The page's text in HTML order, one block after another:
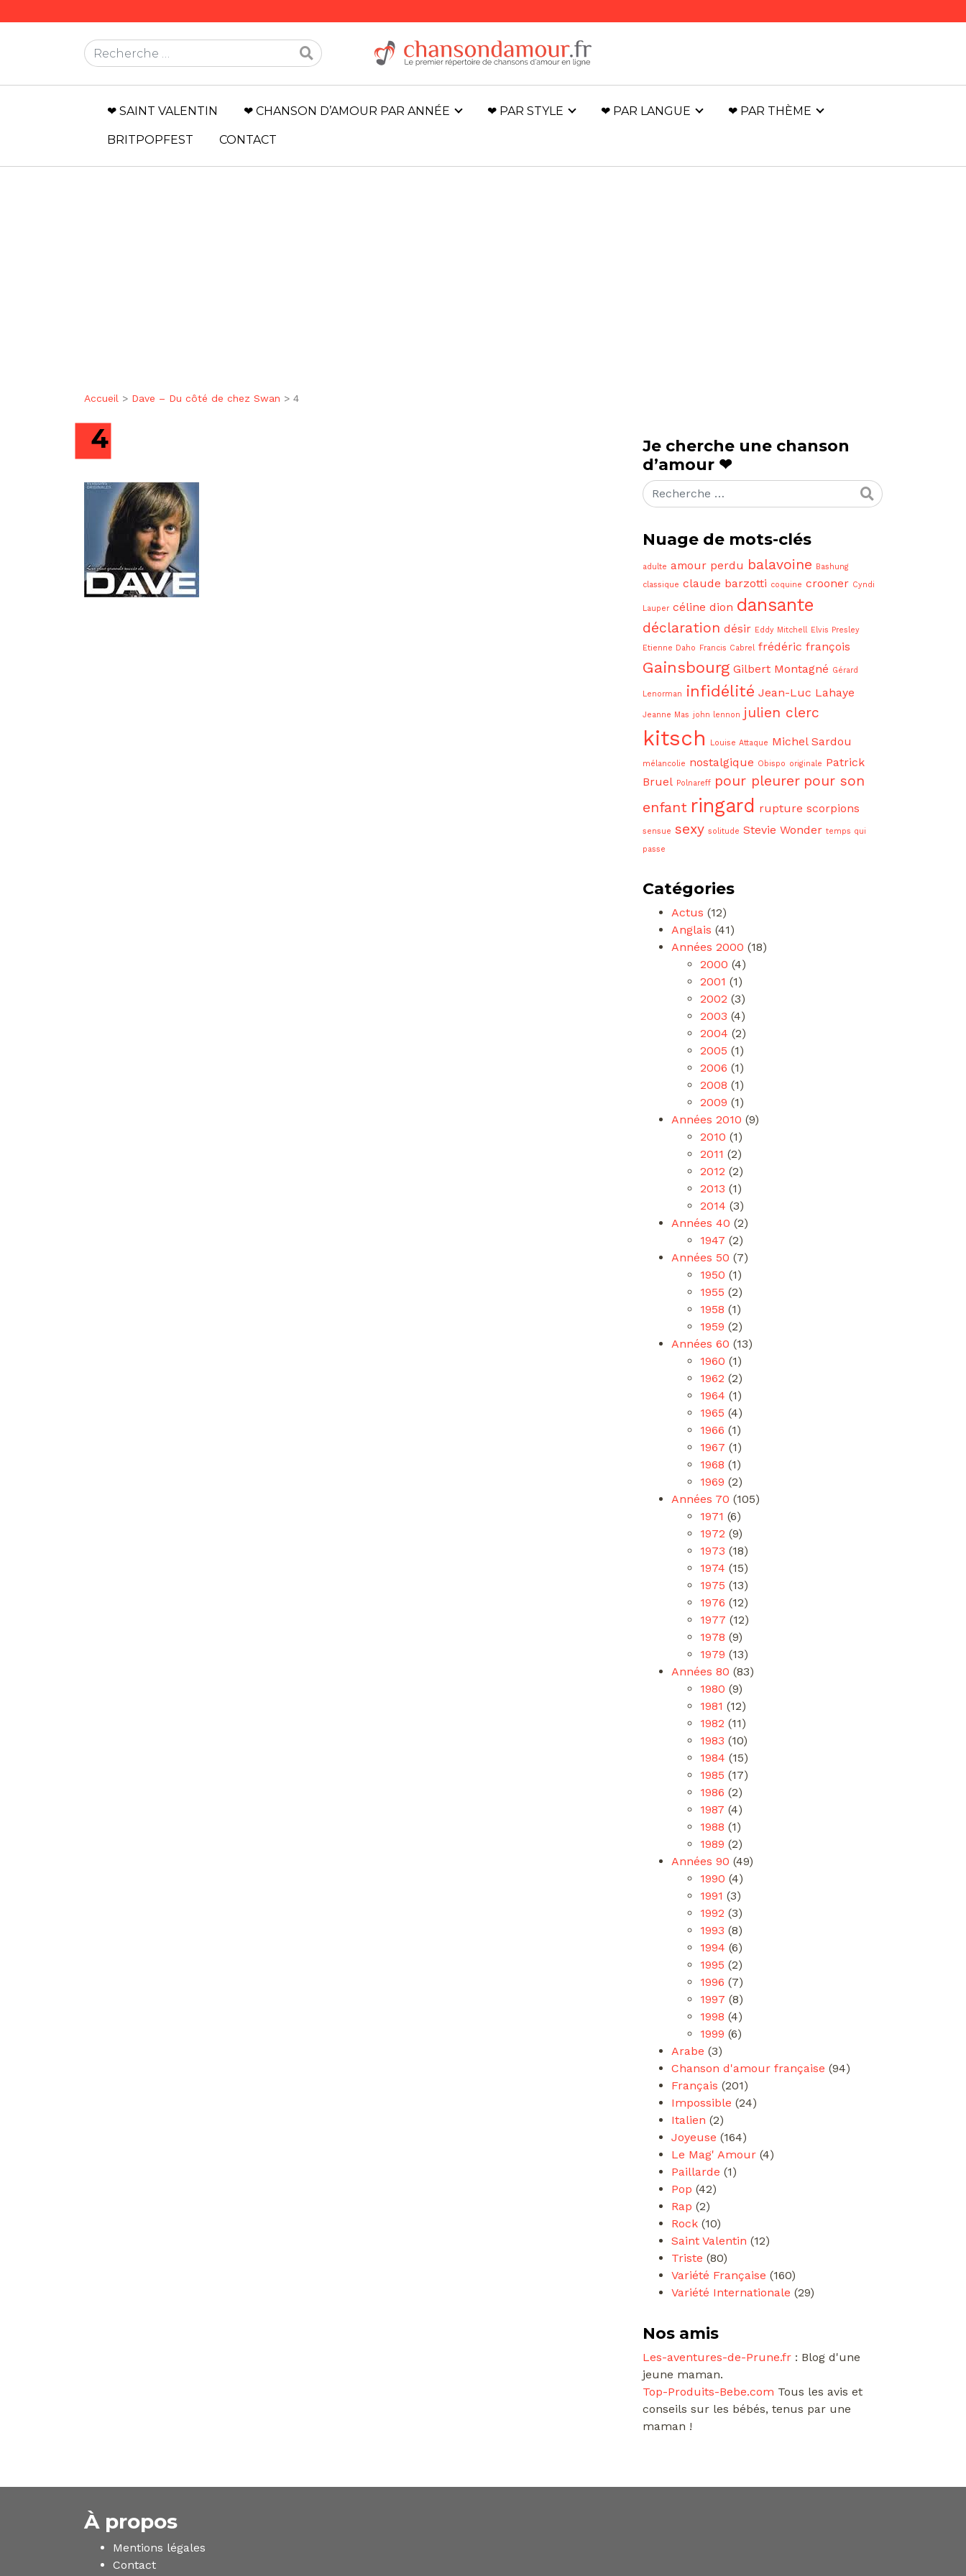
Rechercher
❤ SAINT VALENTIN ❤ CHANSON D’AMOUR PAR ANNÉE ❤ PAR STYLE ❤ PAR LANGUE ❤ PAR THÈME
BRITPOPFEST CONTACT
Accueil > Dave – Du côté de chez Swan > 4
4
Je cherche une chanson
d’amour ❤
Rechercher
Nuage de mots-clés
adulte amour perdu balavoine Bashung
classique claude barzotti coquine crooner Cyndi
Lauper céline dion dansante
déclaration désir Eddy Mitchell Elvis Presley
Etienne Daho Francis Cabrel frédéric françois
Gainsbourg Gilbert Montagné Gérard
Lenorman infidélité Jean-Luc Lahaye
Jeanne Mas john lennon julien clerc
kitsch Louise Attaque Michel Sardou
mélancolie nostalgique Obispo originale Patrick
Bruel Polnareff pour pleurer pour son
enfant ringard rupture scorpions
sensue sexy solitude Stevie Wonder temps qui
passe
Catégories
Actus (12)
Anglais (41)
Années 2000 (18)
2000 (4)
2001 (1)
2002 (3)
2003 (4)
2004 (2)
2005 (1)
2006 (1)
2008 (1)
2009 (1)
Années 2010 (9)
2010 (1)
2011 (2)
2012 (2)
2013 (1)
2014 (3)
Années 40 (2)
1947 (2)
Années 50 (7)
1950 (1)
1955 (2)
1958 (1)
1959 (2)
Années 60 (13)
1960 (1)
1962 (2)
1964 (1)
1965 (4)
1966 (1)
1967 (1)
1968 (1)
1969 (2)
Années 70 (105)
1971 (6)
1972 (9)
1973 (18)
1974 (15)
1975 (13)
1976 (12)
1977 (12)
1978 (9)
1979 (13)
Années 80 (83)
1980 (9)
1981 (12)
1982 (11)
1983 (10)
1984 (15)
1985 (17)
1986 (2)
1987 (4)
1988 (1)
1989 (2)
Années 90 (49)
1990 (4)
1991 (3)
1992 (3)
1993 (8)
1994 (6)
1995 (2)
1996 (7)
1997 (8)
1998 (4)
1999 (6)
Arabe (3)
Chanson d'amour française (94)
Français (201)
Impossible (24)
Italien (2)
Joyeuse (164)
Le Mag' Amour (4)
Paillarde (1)
Pop (42)
Rap (2)
Rock (10)
Saint Valentin (12)
Triste (80)
Variété Française (160)
Variété Internationale (29)
Nos amis
Les-aventures-de-Prune.fr : Blog d'une
jeune maman.
Top-Produits-Bebe.com Tous les avis et
conseils sur les bébés, tenus par une
maman !
À propos
Mentions légales
Contact